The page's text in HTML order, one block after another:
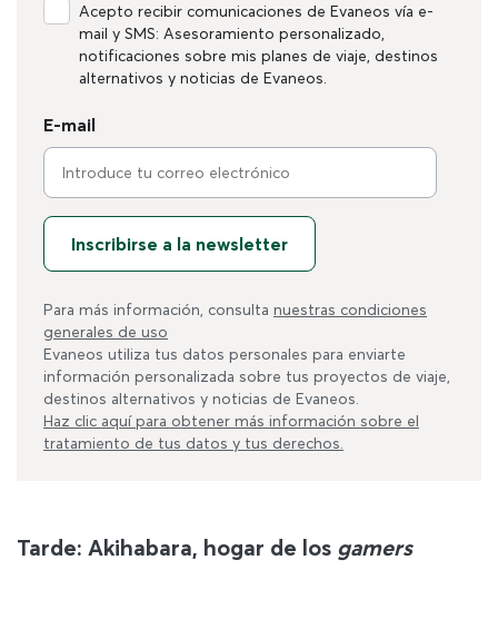
Acepto recibir comunicaciones de Evaneos vía e-
mail y SMS: Asesoramiento personalizado,
notificaciones sobre mis planes de viaje, destinos
alternativos y noticias de Evaneos.
E-mail
Inscribirse a la newsletter
Para más información, consulta nuestras condiciones
generales de uso
Evaneos utiliza tus datos personales para enviarte
información personalizada sobre tus proyectos de viaje,
destinos alternativos y noticias de Evaneos.
Haz clic aquí para obtener más información sobre el
tratamiento de tus datos y tus derechos.
Tarde: Akihabara, hogar de los gamers